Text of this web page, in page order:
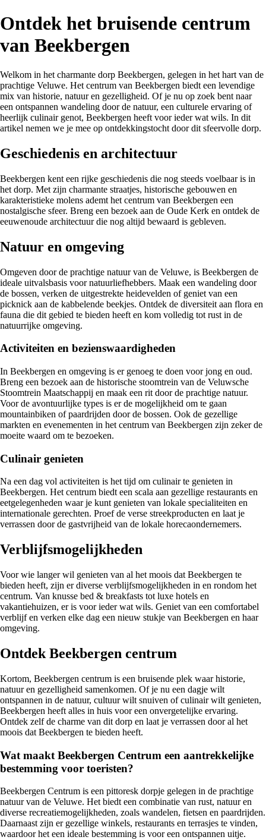
Ontdek het bruisende centrum
van Beekbergen
Welkom in het charmante dorp Beekbergen, gelegen in het hart van de
prachtige Veluwe. Het centrum van Beekbergen biedt een levendige
mix van historie, natuur en gezelligheid. Of je nu op zoek bent naar
een ontspannen wandeling door de natuur, een culturele ervaring of
heerlijk culinair genot, Beekbergen heeft voor ieder wat wils. In dit
artikel nemen we je mee op ontdekkingstocht door dit sfeervolle dorp.
Geschiedenis en architectuur
Beekbergen kent een rijke geschiedenis die nog steeds voelbaar is in
het dorp. Met zijn charmante straatjes, historische gebouwen en
karakteristieke molens ademt het centrum van Beekbergen een
nostalgische sfeer. Breng een bezoek aan de Oude Kerk en ontdek de
eeuwenoude architectuur die nog altijd bewaard is gebleven.
Natuur en omgeving
Omgeven door de prachtige natuur van de Veluwe, is Beekbergen de
ideale uitvalsbasis voor natuurliefhebbers. Maak een wandeling door
de bossen, verken de uitgestrekte heidevelden of geniet van een
picknick aan de kabbelende beekjes. Ontdek de diversiteit aan flora en
fauna die dit gebied te bieden heeft en kom volledig tot rust in de
natuurrijke omgeving.
Activiteiten en bezienswaardigheden
In Beekbergen en omgeving is er genoeg te doen voor jong en oud.
Breng een bezoek aan de historische stoomtrein van de Veluwsche
Stoomtrein Maatschappij en maak een rit door de prachtige natuur.
Voor de avontuurlijke types is er de mogelijkheid om te gaan
mountainbiken of paardrijden door de bossen. Ook de gezellige
markten en evenementen in het centrum van Beekbergen zijn zeker de
moeite waard om te bezoeken.
Culinair genieten
Na een dag vol activiteiten is het tijd om culinair te genieten in
Beekbergen. Het centrum biedt een scala aan gezellige restaurants en
eetgelegenheden waar je kunt genieten van lokale specialiteiten en
internationale gerechten. Proef de verse streekproducten en laat je
verrassen door de gastvrijheid van de lokale horecaondernemers.
Verblijfsmogelijkheden
Voor wie langer wil genieten van al het moois dat Beekbergen te
bieden heeft, zijn er diverse verblijfsmogelijkheden in en rondom het
centrum. Van knusse bed & breakfasts tot luxe hotels en
vakantiehuizen, er is voor ieder wat wils. Geniet van een comfortabel
verblijf en verken elke dag een nieuw stukje van Beekbergen en haar
omgeving.
Ontdek Beekbergen centrum
Kortom, Beekbergen centrum is een bruisende plek waar historie,
natuur en gezelligheid samenkomen. Of je nu een dagje wilt
ontspannen in de natuur, cultuur wilt snuiven of culinair wilt genieten,
Beekbergen heeft alles in huis voor een onvergetelijke ervaring.
Ontdek zelf de charme van dit dorp en laat je verrassen door al het
moois dat Beekbergen te bieden heeft.
Wat maakt Beekbergen Centrum een aantrekkelijke
bestemming voor toeristen?
Beekbergen Centrum is een pittoresk dorpje gelegen in de prachtige
natuur van de Veluwe. Het biedt een combinatie van rust, natuur en
diverse recreatiemogelijkheden, zoals wandelen, fietsen en paardrijden.
Daarnaast zijn er gezellige winkels, restaurants en terrasjes te vinden,
waardoor het een ideale bestemming is voor een ontspannen uitje.